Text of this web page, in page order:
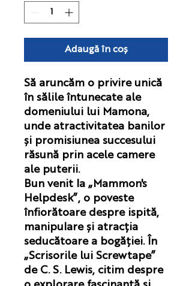
Adaugă în coș
Să aruncăm o privire unică
în sălile întunecate ale
domeniului lui Mamona,
unde atractivitatea banilor
și promisiunea succesului
răsună prin acele camere
ale puterii.
Bun venit la „Mammon's
Helpdesk”, o poveste
înfiorătoare despre ispită,
manipulare și atracția
seducătoare a bogăției. În
„Scrisorile lui Screwtape”
de C. S. Lewis, citim despre